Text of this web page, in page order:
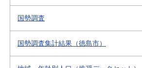
国勢調査
国勢調査集計結果（徳島市）